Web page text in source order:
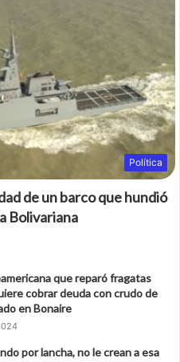
Política
de un barco que hundió
Bolivariana
que reparó fragatas
cobrar deuda con crudo de
en Bonaire
por lancha, no le crean a esa